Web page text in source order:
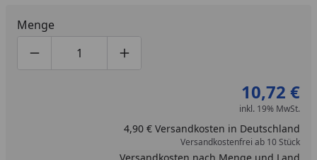
Menge
Produktmenge um eins verringern
Produktmenge manuell eingeben
Produktmenge um eins erhöhen
10,72 €
inkl. 19% MwSt.
4,90 € Versandkosten in Deutschland
Versandkostenfrei ab 10 Stück